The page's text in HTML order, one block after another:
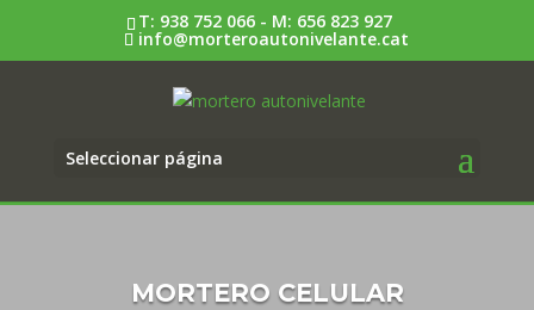
T: 938 752 066- M: 656 823 927
info@morteroautonivelante.cat
Seleccionar página
MORTERO CELULAR